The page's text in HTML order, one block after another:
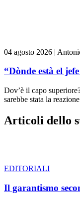
04 agosto 2026 |
“Dònde està el
Dov’è il capo
sarebbe stata la
Articoli dello
EDITORIALI
Il garantismo